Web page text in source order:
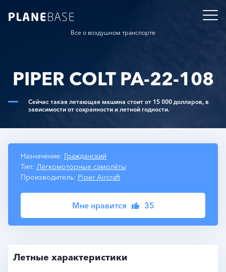
Все о воздушном транспорте
PIPER COLT PA-22-108
Сейчас такая летающая машина стоит от 15 000 долларов, в
зависимости от сохранности и летной годности.
Назначение: Гражданский
Тип: Легкомоторные самолёты
Производитель: Piper Aircraft
Мне нравится 35
Летные характеристики